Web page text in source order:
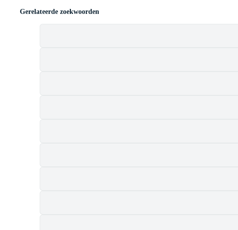
Gerelateerde zoekwoorden